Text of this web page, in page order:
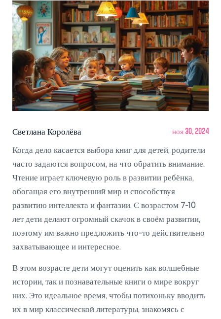
Светлана Королёва ноя 30, 2024
Когда дело касается выбора книг для детей, родители
часто задаются вопросом, на что обратить внимание.
Чтение играет ключевую роль в развитии ребёнка,
обогащая его внутренний мир и способствуя
развитию интеллекта и фантазии. С возрастом 7-10
лет дети делают огромный скачок в своём развитии,
поэтому им важно предложить что-то действительно
захватывающее и интересное.
В этом возрасте дети могут оценить как волшебные
истории, так и познавательные книги о мире вокруг
них. Это идеальное время, чтобы потихоньку вводить
их в мир классической литературы, знакомясь с